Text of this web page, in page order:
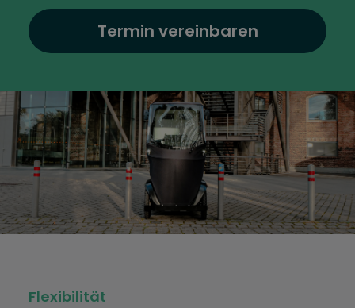
Termin vereinbaren
Flexibilität